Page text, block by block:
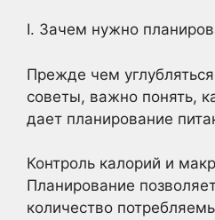
I. Зачем нужно
Прежде чем
советы, важно понять,
дает планирование
Контроль калорий и
Планирование
количество